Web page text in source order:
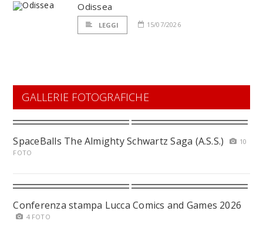
Odissea
LEGGI 15/07/2026
GALLERIE FOTOGRAFICHE
SpaceBalls The Almighty Schwartz Saga (A.S.S.)
10
FOTO
Conferenza stampa Lucca Comics and Games 2026
4 FOTO